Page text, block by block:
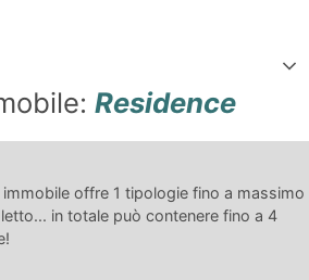
Residence
immobile offre 1 tipologie fino a massimo
in totale può contenere fino a 4